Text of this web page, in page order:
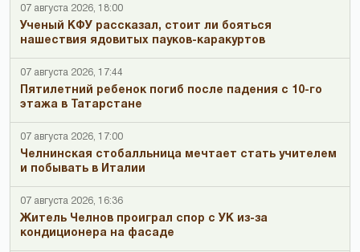
07 августа 2026, 18:00
Ученый КФУ рассказал, стоит ли бояться
нашествия ядовитых пауков-каракуртов
07 августа 2026, 17:44
Пятилетний ребенок погиб после падения с 10-го
этажа в Татарстане
07 августа 2026, 17:00
Челнинская стобалльница мечтает стать учителем
и побывать в Италии
07 августа 2026, 16:36
Житель Челнов проиграл спор с УК из-за
кондиционера на фасаде